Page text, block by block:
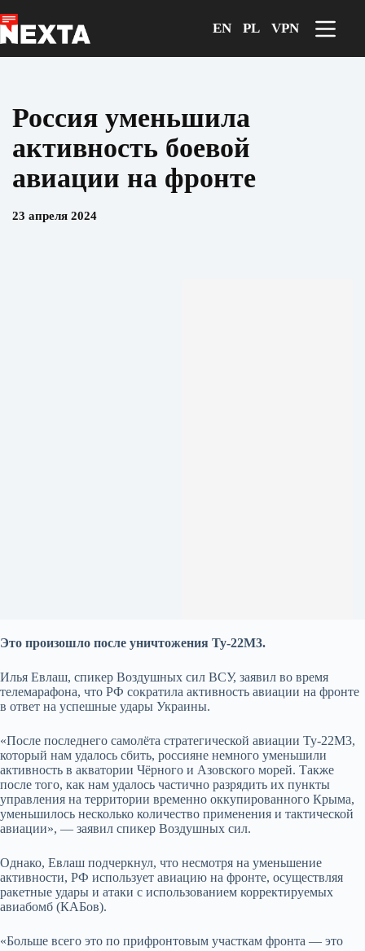
к
сути
EN PL VPN
Россия уменьшила
активность боевой
авиации на фронте
23 апреля 2024
Это произошло после уничтожения Ту-22М3.
Илья Евлаш, спикер Воздушных сил ВСУ, заявил во время
телемарафона, что РФ сократила активность авиации на фронте
в ответ на успешные удары Украины.
«После последнего самолёта стратегической авиации Ту-22М3,
который нам удалось сбить, россияне немного уменьшили
активность в акватории Чёрного и Азовского морей. Также
после того, как нам удалось частично разрядить их пункты
управления на территории временно оккупированного Крыма,
уменьшилось несколько количество применения и тактической
авиации», — заявил спикер Воздушных сил.
Однако, Евлаш подчеркнул, что несмотря на уменьшение
активности, РФ использует авиацию на фронте, осуществляя
ракетные удары и атаки с использованием корректируемых
авиабомб (КАБов).
«Больше всего это по прифронтовым участкам фронта — это